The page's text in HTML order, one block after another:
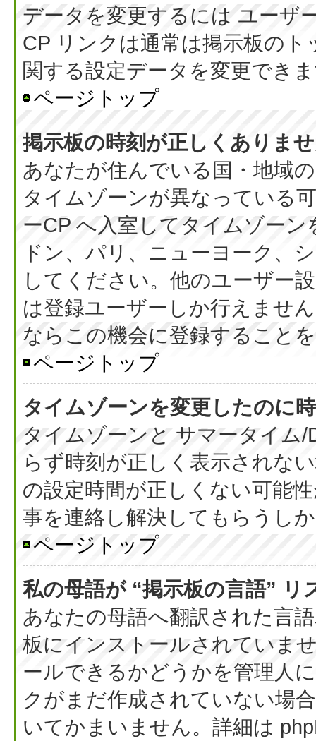
データを変更するには ユーザ
CP リンクは通常は掲示板の
関する設定データを変更でき
ページトップ
掲示板の時刻が正しくありま
あなたが住んでいる国・地域
タイムゾーンが異なっている
ーCP へ入室してタイムゾー
ドン、パリ、ニューヨーク、
してください。他のユーザー
は登録ユーザーしか行えませ
ならこの機会に登録すること
ページトップ
タイムゾーンを変更したのに
タイムゾーンと サマータイム
らず時刻が正しく表示されな
の設定時間が正しくない可能
事を連絡し解決してもらうし
ページトップ
私の母語が “掲示板の言語” リ
あなたの母語へ翻訳された言
板にインストールされていま
ールできるかどうかを管理人
クがまだ作成されていない場
いてかまいません。詳細は